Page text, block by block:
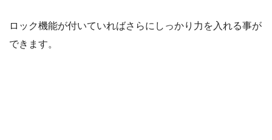
ロック機能が付いていればさらにしっかり力を入れる事が
できます。